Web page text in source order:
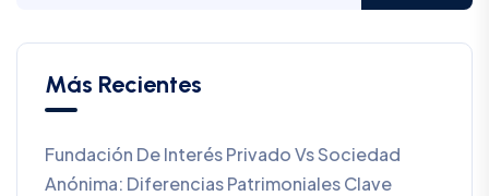
Más Recientes
Fundación De Interés Privado Vs Sociedad
Anónima: Diferencias Patrimoniales Clave